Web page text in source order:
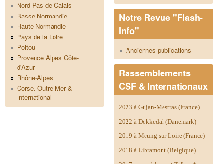
Nord-Pas-de-Calais
Basse-Normandie
Haute-Normandie
Pays de la Loire
Poitou
Provence Alpes Côte-
d'Azur
Rhône-Alpes
Corse, Outre-Mer &
International
Notre Revue "Flash-
Info"
Anciennes publications
Rassemblements
CSF & Internationaux
2023 à Gujan-Mestras (France)
2022 à Dokkedal (Danemark)
2019 à Meung sur Loire (France)
2018 à Libramont (Belgique)